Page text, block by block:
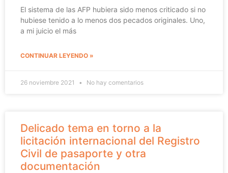
El sistema de las AFP hubiera sido menos criticado si no
hubiese tenido a lo menos dos pecados originales. Uno,
a mi juicio el más
CONTINUAR LEYENDO »
26 noviembre 2021 No hay comentarios
Delicado tema en torno a la
licitación internacional del Registro
Civil de pasaporte y otra
documentación